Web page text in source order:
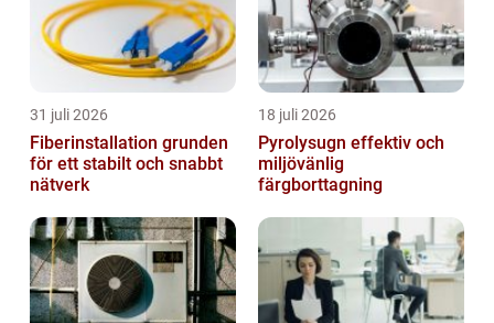
31 juli 2026
Fiberinstallation grunden
för ett stabilt och snabbt
nätverk
18 juli 2026
Pyrolysugn effektiv och
miljövänlig
färgborttagning